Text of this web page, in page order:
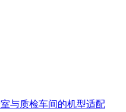
与质检车间的机型适配